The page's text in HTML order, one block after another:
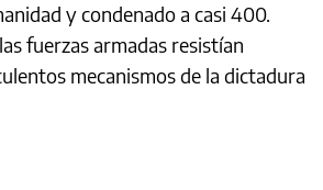
y condenado a casi 400.
fuerzas armadas resistían
mecanismos de la dictadura